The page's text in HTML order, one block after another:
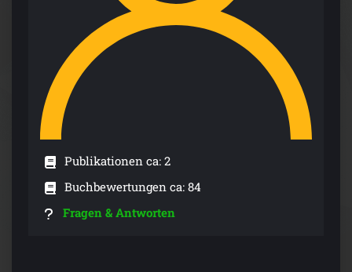
Publikationen ca: 2
Buchbewertungen ca: 84
Fragen & Antworten